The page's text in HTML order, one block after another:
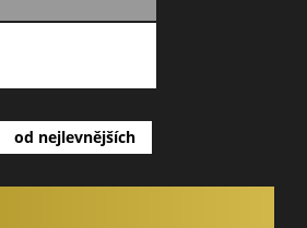
od nejlevnějších